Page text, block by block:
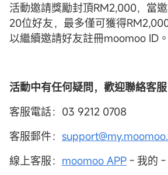
活動邀請獎勵封頂RM2,000，當
20位好友，最多僅可獲得
以繼續邀請好友註冊moomoo ID。
活動中有任何疑問，歡迎聯絡客服
客服電話：03 9212 0708
客服郵件：
線上客服： moomoo APP - 我的 -